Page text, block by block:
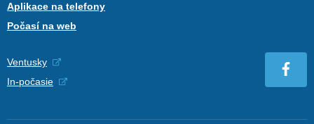
Aplikace na telefony
Počasí na web
Ventusky
In-počasie